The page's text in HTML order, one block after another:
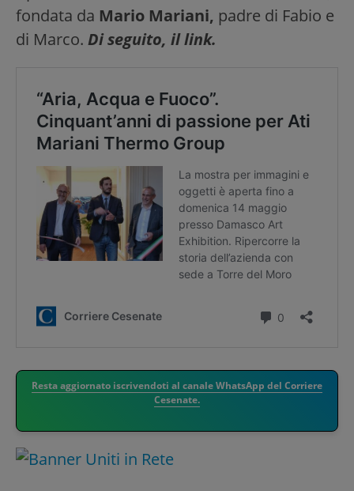
fondata da Mario Mariani, padre di Fabio e
di Marco. Di seguito, il link.
Resta aggiornato iscrivendoti al canale WhatsApp del Corriere
Cesenate.